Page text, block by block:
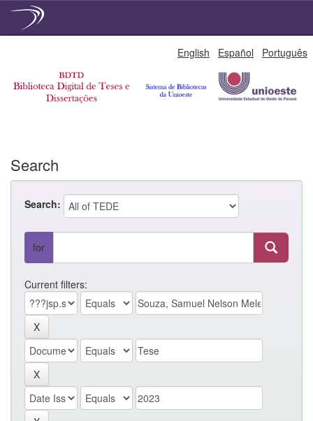
English Español Português
Search
Search:
for
Current filters: